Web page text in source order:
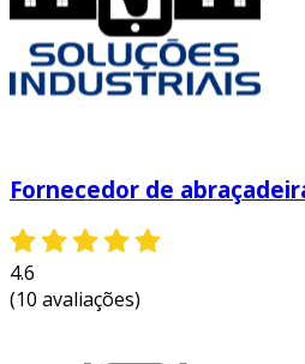
4.6
(10 avaliações)